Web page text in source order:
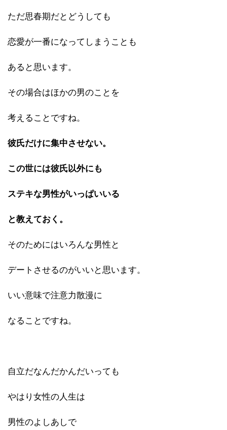
ただ思春期だとどうしても
恋愛が一番になってしまうことも
あると思います。
その場合はほかの男のことを
考えることですね。
彼氏だけに集中させない。
この世には彼氏以外にも
ステキな男性がいっぱいいる
と教えておく。
そのためにはいろんな男性と
デートさせるのがいいと思います。
いい意味で注意力散漫に
なることですね。
自立だなんだかんだいっても
やはり女性の人生は
男性のよしあしで